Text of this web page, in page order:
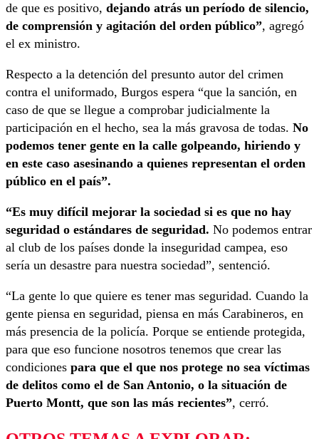
de que es positivo, dejando atrás un período de silencio,
de comprensión y agitación del orden público”, agregó
el ex ministro.
Respecto a la detención del presunto autor del crimen
contra el uniformado, Burgos espera “que la sanción, en
caso de que se llegue a comprobar judicialmente la
participación en el hecho, sea la más gravosa de todas. No
podemos tener gente en la calle golpeando, hiriendo y
en este caso asesinando a quienes representan el orden
público en el país”.
“Es muy difícil mejorar la sociedad si es que no hay
seguridad o estándares de seguridad. No podemos entrar
al club de los países donde la inseguridad campea, eso
sería un desastre para nuestra sociedad”, sentenció.
“La gente lo que quiere es tener mas seguridad. Cuando la
gente piensa en seguridad, piensa en más Carabineros, en
más presencia de la policía. Porque se entiende protegida,
para que eso funcione nosotros tenemos que crear las
condiciones para que el que nos protege no sea víctimas
de delitos como el de San Antonio, o la situación de
Puerto Montt, que son las más recientes”, cerró.